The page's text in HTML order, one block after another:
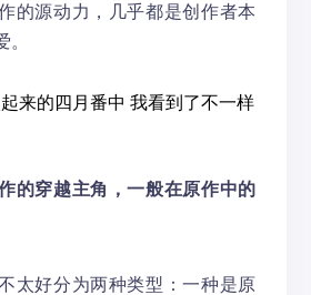
源动力，几乎都是创作者本
的穿越主角，一般在原作中的
好分为两种类型：一种是原